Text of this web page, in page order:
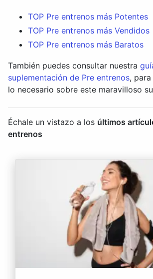
TOP Pre entrenos más Potentes
TOP Pre entrenos más Vendidos
TOP Pre entrenos más Baratos
También puedes consultar nuestra
suplementación de Pre entrenos,
lo necesario sobre este maravilloso
Échale un vistazo a los últimos
entrenos